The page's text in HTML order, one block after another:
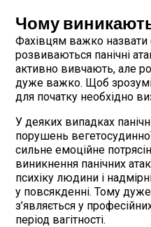
Чому виникають
Фахівцям важко назвати
розвиваються панічні
активно вивчають, але
дуже важко. Щоб
для початку необхідно
У деяких випадках
порушень
сильне емоційне
виникнення панічних
психіку людини і
у повсякденні. Тому
з’являється у
період вагітності.